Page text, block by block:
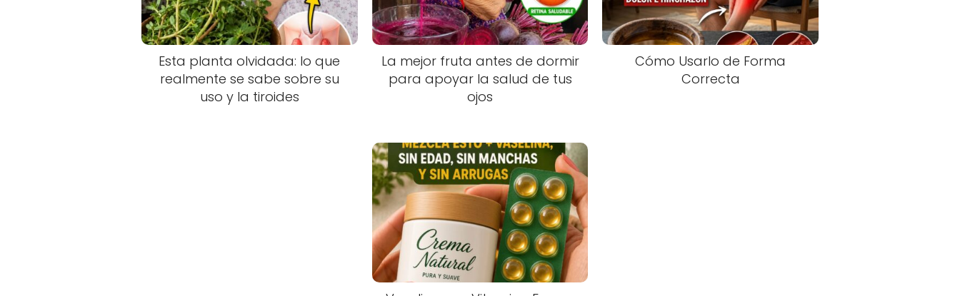
Esta planta olvidada: lo que
realmente se sabe sobre su
uso y la tiroides
La mejor fruta antes de dormir
para apoyar la salud de tus
ojos
Cómo Usarlo de Forma
Correcta